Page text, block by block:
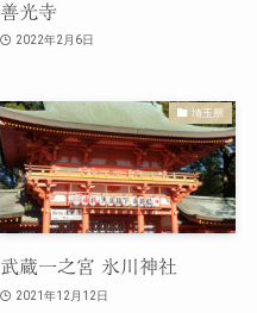
善光寺
2022年2月6日
埼玉県
武蔵一之宮 氷川神社
2021年12月12日